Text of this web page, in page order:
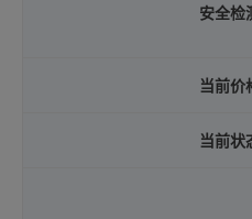
安全检
当前价
当前状